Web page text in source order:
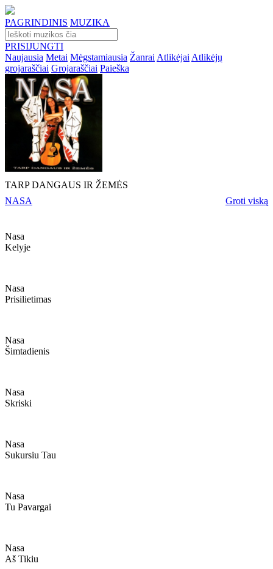
PAGRINDINIS MUZIKA
PRISIJUNGTI
Naujausia Metai Mėgstamiausia Žanrai Atlikėjai Atlikėjų
grojaraščiai Grojaraščiai Paieška
TARP DANGAUS IR ŽEMĖS
NASA
Groti viską
Nasa
Kelyje
Nasa
Prisilietimas
Nasa
Šimtadienis
Nasa
Skriski
Nasa
Sukursiu Tau
Nasa
Tu Pavargai
Nasa
Aš Tikiu